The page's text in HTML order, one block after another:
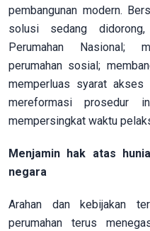
pembangunan modern.
solusi sedang
Perumahan Nasional;
perumahan sosial;
memperluas syarat akses
mereformasi prosedur
mempersingkat waktu
Menjamin hak atas
negara
Arahan dan kebijakan
perumahan terus